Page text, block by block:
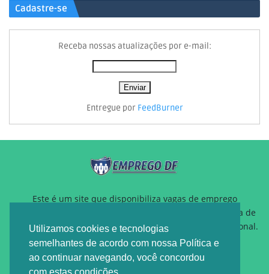
Utilizamos cookies e tecnologias
semelhantes de acordo com nossa Política e
ao continuar navegando, você concordou
Cadastre-se
Receba nossas atualizações por e-mail:
Entregue por FeedBurner
Este é um site que disponibiliza vagas de emprego
gratuitamente para auxiliar pessoas que estão a procura de
um novo emprego ou querem reposicionamento profissional.